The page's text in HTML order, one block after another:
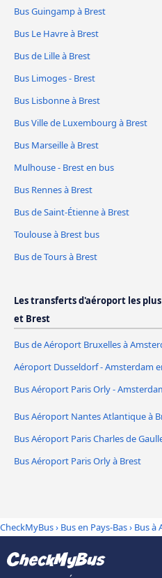
Bus Guingamp à Brest
Bus Le Havre à Brest
Bus de Lille à Brest
Bus Limoges - Brest
Bus Lisbonne à Brest
Bus Ville de Luxembourg à Brest
Bus Marseille à Brest
Mulhouse - Brest en bus
Bus Rennes à Brest
Bus de Saint-Étienne à Brest
Toulouse à Brest bus
Bus de Tours à Brest
Les transferts d'aéroport les
et Brest
Bus de Aéroport Bruxelles à
Aéroport Dusseldorf - Amsterdam
Bus Aéroport Paris Orly -
Bus Aéroport Nantes Atlantique à
Bus Aéroport Paris Charles de
Bus Aéroport Paris Orly à Brest
CheckMyBus› Bus en Pays-Bas› Bus à